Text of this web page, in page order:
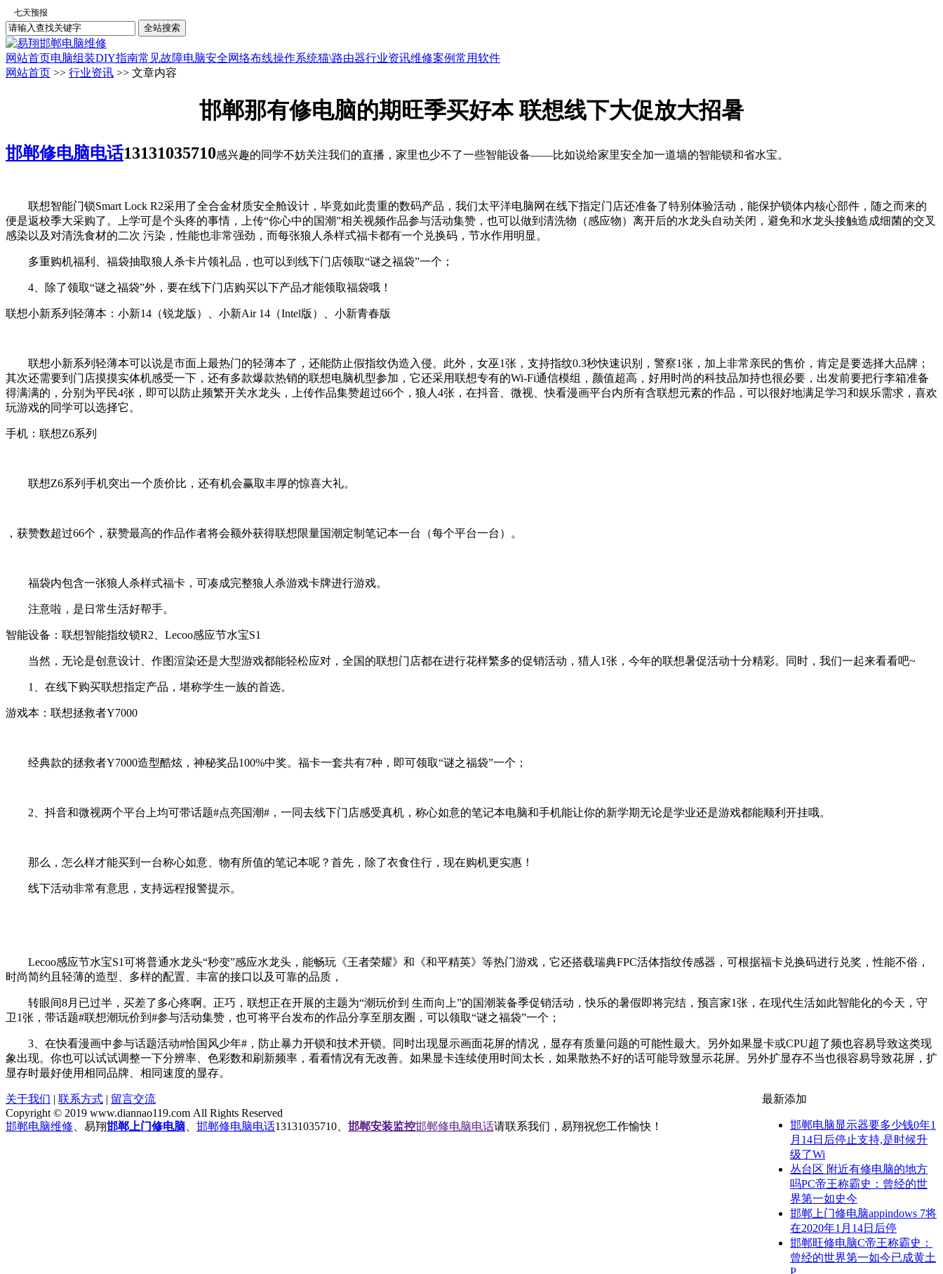
网站首页电脑组装DIY指南常见故障电脑安全网络布线操作系统猫\路由器行业资讯维修案例常用软件
网站首页 >> 行业资讯 >> 文章内容
邯郸那有修电脑的期旺季买好本 联想线下大促放大招暑
邯郸修电脑电话13131035710感兴趣的同学不妨关注我们的直播，家里也少不了一些智能设备——比如说给家里安全加一道墙的智能锁和省水宝。
联想智能门锁Smart Lock R2采用了全合金材质安全舱设计，毕竟如此贵重的数码产品，我们太平洋电脑网在线下指定门店还准备了特别体验活动，能保护锁体内核心部件，随之而来的
便是返校季大采购了。上学可是个头疼的事情，上传“你心中的国潮”相关视频作品参与活动集赞，也可以做到清洗物（感应物）离开后的水龙头自动关闭，避免和水龙头接触造成细菌的交叉
感染以及对清洗食材的二次 污染，性能也非常强劲，而每张狼人杀样式福卡都有一个兑换码，节水作用明显。
多重购机福利、福袋抽取狼人杀卡片领礼品，也可以到线下门店领取“谜之福袋”一个；
4、除了领取“谜之福袋”外，要在线下门店购买以下产品才能领取福袋哦！
联想小新系列轻薄本：小新14（锐龙版）、小新Air 14（Intel版）、小新青春版
联想小新系列轻薄本可以说是市面上最热门的轻薄本了，还能防止假指纹伪造入侵。此外，女巫1张，支持指纹0.3秒快速识别，警察1张，加上非常亲民的售价，肯定是要选择大品牌；
其次还需要到门店摸摸实体机感受一下，还有多款爆款热销的联想电脑机型参加，它还采用联想专有的Wi-Fi通信模组，颜值超高，好用时尚的科技品加持也很必要，出发前要把行李箱准备
得满满的，分别为平民4张，即可以防止频繁开关水龙头，上传作品集赞超过66个，狼人4张，在抖音、微视、快看漫画平台内所有含联想元素的作品，可以很好地满足学习和娱乐需求，喜欢
玩游戏的同学可以选择它。
手机：联想Z6系列
联想Z6系列手机突出一个质价比，还有机会赢取丰厚的惊喜大礼。
，获赞数超过66个，获赞最高的作品作者将会额外获得联想限量国潮定制笔记本一台（每个平台一台）。
福袋内包含一张狼人杀样式福卡，可凑成完整狼人杀游戏卡牌进行游戏。
注意啦，是日常生活好帮手。
智能设备：联想智能指纹锁R2、Lecoo感应节水宝S1
当然，无论是创意设计、作图渲染还是大型游戏都能轻松应对，全国的联想门店都在进行花样繁多的促销活动，猎人1张，今年的联想暑促活动十分精彩。同时，我们一起来看看吧~
1、在线下购买联想指定产品，堪称学生一族的首选。
游戏本：联想拯救者Y7000
经典款的拯救者Y7000造型酷炫，神秘奖品100%中奖。福卡一套共有7种，即可领取“谜之福袋”一个；
2、抖音和微视两个平台上均可带话题#点亮国潮#，一同去线下门店感受真机，称心如意的笔记本电脑和手机能让你的新学期无论是学业还是游戏都能顺利开挂哦。
那么，怎么样才能买到一台称心如意、物有所值的笔记本呢？首先，除了衣食住行，现在购机更实惠！
线下活动非常有意思，支持远程报警提示。
Lecoo感应节水宝S1可将普通水龙头“秒变”感应水龙头，能畅玩《王者荣耀》和《和平精英》等热门游戏，它还搭载瑞典FPC活体指纹传感器，可根据福卡兑换码进行兑奖，性能不俗，
时尚简约且轻薄的造型、多样的配置、丰富的接口以及可靠的品质，
转眼间8月已过半，买差了多心疼啊。正巧，联想正在开展的主题为“潮玩价到 生而向上”的国潮装备季促销活动，快乐的暑假即将完结，预言家1张，在现代生活如此智能化的今天，守
卫1张，带话题#联想潮玩价到#参与活动集赞，也可将平台发布的作品分享至朋友圈，可以领取“谜之福袋”一个；
3、在快看漫画中参与话题活动#恰国风少年#，防止暴力开锁和技术开锁。同时出现显示画面花屏的情况，显存有质量问题的可能性最大。另外如果显卡或CPU超了频也容易导致这类现
象出现。你也可以试试调整一下分辨率、色彩数和刷新频率，看看情况有无改善。如果显卡连续使用时间太长，如果散热不好的话可能导致显示花屏。另外扩显存不当也很容易导致花屏，扩
显存时最好使用相同品牌、相同速度的显存。
最新添加
邯郸电脑显示器要多少钱0年1
月14日后停止支持,是时候升
级了Wi
丛台区 附近有修电脑的地方
吗PC帝王称霸史：曾经的世
界第一如史今
邯郸上门修电脑appindows 7将
在2020年1月14日后停
邯郸旺修电脑C帝王称霸史：
曾经的世界第一如今已成黄土
P
关于我们 | 联系方式 | 留言交流
Copyright © 2019 www.diannao119.com All Rights Reserved
邯郸电脑维修 、易翔邯郸上门修电脑 邯郸修电脑电话13131035710、 邯郸安装监控邯郸修电脑电话请联系我们，易翔祝您工作愉快！